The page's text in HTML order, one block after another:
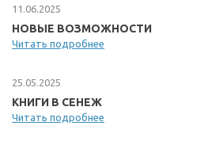
11.06.2025
НОВЫЕ ВОЗМОЖНОСТИ
Читать подробнее
25.05.2025
КНИГИ В СЕНЕЖ
Читать подробнее